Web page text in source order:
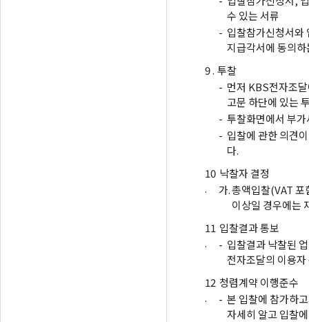
수 있는 서류
- 입찰참가신청서와
지급각서에 동의
9 . 투찰
- 먼저 KBS전자조
고문 하단에 있는
- 투찰화면에서 부
- 입찰에 관한 의견
다.
10
.
낙찰자 결정
가.총액입찰(VAT 포
이상일 경우에는
11
.
입찰결과 통보
- 입찰결과 낙찰된
전자조달의 이용
12
.
청렴계약 이행준수
- 본 입찰에 참가하
자세히 알고 입찰